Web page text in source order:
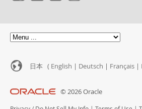
日本 ( English | Deutsch | Français |
© 2026 Oracle